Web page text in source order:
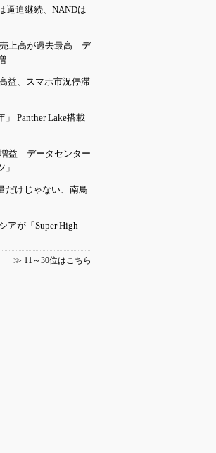
迫継続、NANDは
上高が過去最高 デ
益、スマホ市況停滞
」 Panther Lake搭載
益 データセンター
けじゃない、南鳥
アが「Super High
≫ 11～30位はこちら